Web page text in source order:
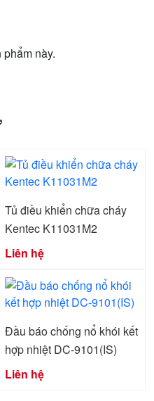
này.
Tủ điều khiển chữa cháy
Kentec K11031M2
Liên hệ
Đầu báo chống nổ khói kết
hợp nhiệt DC-9101(IS)
Liên hệ